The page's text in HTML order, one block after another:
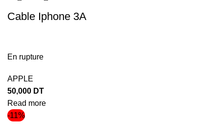
Cable Iphone 3A
En rupture
APPLE
50,000 DT
Read more
-11%